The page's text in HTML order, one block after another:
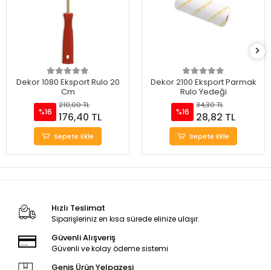
Dekor 1080 Eksport Rulo 20
Cm
%16
210,00 TL
176,40 TL
Sepete Ekle
Dekor 2100 Eksport Parmak
Rulo Yedeği
%16
34,30 TL
28,82 TL
Sepete Ekle
Hızlı Teslimat
Siparişleriniz en kısa sürede elinize ulaşır.
Güvenli Alışveriş
Güvenli ve kolay ödeme sistemi
Geniş Ürün Yelpazesi